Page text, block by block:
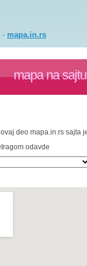
- mapa.in.rs
mapa na sajtu
ovaj deo mapa.in.rs
odavde